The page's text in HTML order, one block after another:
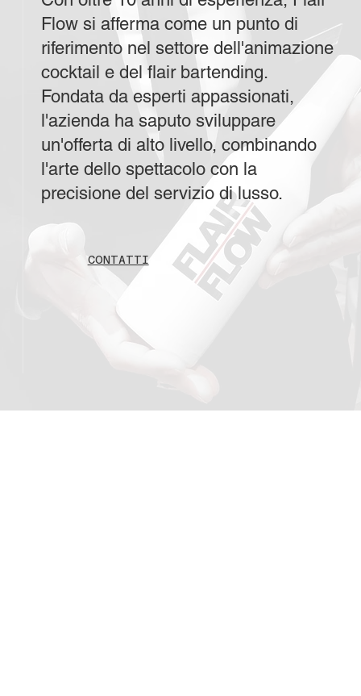
CONTATTI
Flow si afferma come un punto di
riferimento nel settore dell'animazione
cocktail e del flair bartending.
Fondata da esperti appassionati,
l'azienda ha saputo sviluppare
un'offerta di alto livello, combinando
l'arte dello spettacolo con la
precisione del servizio di lusso.